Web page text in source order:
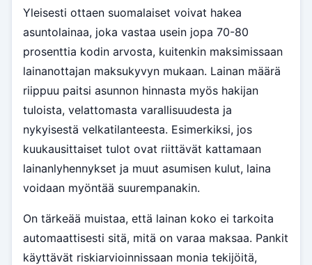
Yleisesti ottaen suomalaiset voivat hakea
asuntolainaa, joka vastaa usein jopa 70-80
prosenttia kodin arvosta, kuitenkin maksimissaan
lainanottajan maksukyvyn mukaan. Lainan määrä
riippuu paitsi asunnon hinnasta myös hakijan
tuloista, velattomasta varallisuudesta ja
nykyisestä velkatilanteesta. Esimerkiksi, jos
kuukausittaiset tulot ovat riittävät kattamaan
lainanlyhennykset ja muut asumisen kulut, laina
voidaan myöntää suurempanakin.
On tärkeää muistaa, että lainan koko ei tarkoita
automaattisesti sitä, mitä on varaa maksaa. Pankit
käyttävät riskiarvioinnissaan monia tekijöitä,